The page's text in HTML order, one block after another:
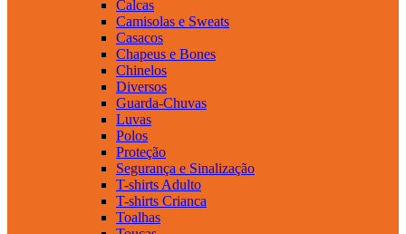
Calcas
Camisolas e Sweats
Casacos
Chapeus e Bones
Chinelos
Diversos
Guarda-Chuvas
Luvas
Polos
Proteção
Segurança e Sinalização
T-shirts Adulto
T-shirts Crianca
Toalhas